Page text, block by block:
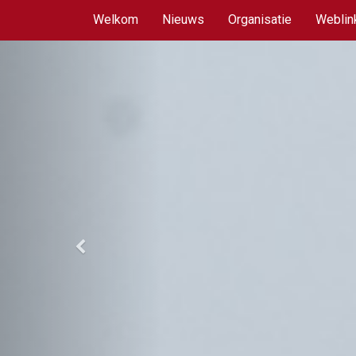
Welkom Nieuws Organisatie